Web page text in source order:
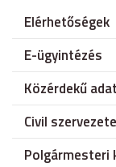
Elérhetőségek
E-ügyintézés
Közérdekű
Civil
Polgármesteri